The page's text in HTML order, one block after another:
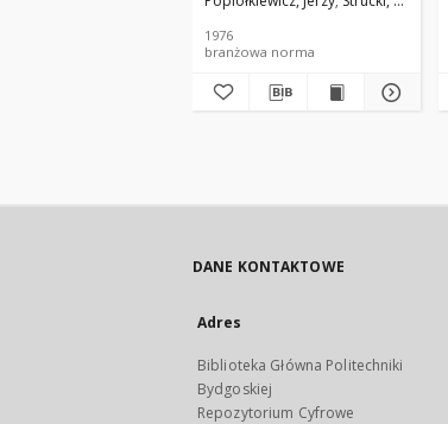
76/3611-12
1976
branżowa norma
DANE KONTAKTOWE
Adres
Biblioteka Główna Politechniki
Bydgoskiej
Repozytorium Cyfrowe